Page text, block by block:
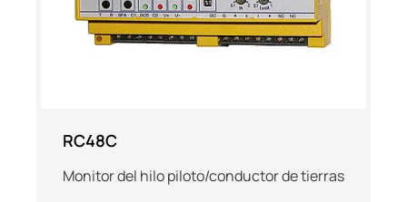
RC48C
Monitor del hilo piloto/conductor de tierras